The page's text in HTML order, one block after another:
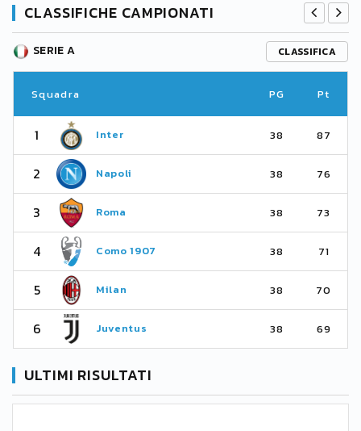
CLASSIFICHE CAMPIONATI
SERIE A CLASSIFICA
Squadra PG Pt
1 Inter 38 87
2 Napoli 38 76
3 Roma 38 73
4 Como 1907 38 71
5 Milan 38 70
6 Juventus 38 69
ULTIMI RISULTATI